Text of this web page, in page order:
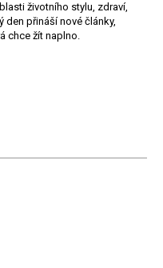
životního stylu, zdraví,
den přináší nové články,
chce žít naplno.